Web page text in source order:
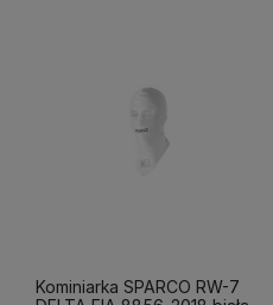
Kominiarka SPARCO RW-7